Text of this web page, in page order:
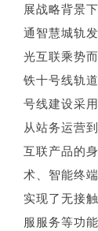
展战略背景
通智慧城轨
光互联乘势
铁十号线轨
号线建设采
从站务运营
互联产品的
术、智能终
实现了无接
服服务等功